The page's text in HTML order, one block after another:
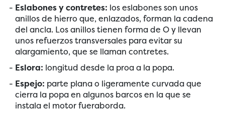
Eslabones y contretes: los eslabones son unos
anillos de hierro que, enlazados, forman la cadena
del ancla. Los anillos tienen forma de O y llevan
unos refuerzos transversales para evitar su
alargamiento, que se llaman contretes.
Eslora: longitud desde la proa a la popa.
Espejo: parte plana o ligeramente curvada que
cierra la popa en algunos barcos en la que se
instala el motor fueraborda.